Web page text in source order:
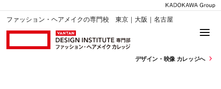
ファッション・ヘアメイクの専門校 東京｜大阪｜名古屋
デザイン・ 映像 カレッジへ